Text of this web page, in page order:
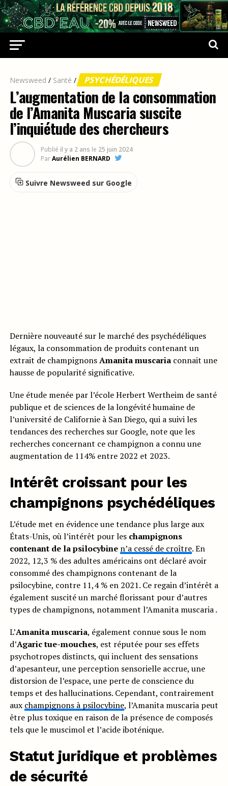
Newsweed / Santé / PSYCHÉDÉLIQUES
L’augmentation de la consommation
de l’Amanita Muscaria suscite
l’inquiétude des chercheurs
Publié il y a 2 ans le 25 juin 2024
ParAurélien BERNARD
Suivre Newsweed sur Google
Dernière nouveauté sur le marché des psychédéliques
légaux, la consommation de produits contenant un
extrait de champignonsAmanita muscariaconnait une
hausse de popularité significative.
Une étude menée par l’école Herbert Wertheim de santé
publique et de sciences de la longévité humaine de
l’université de Californie à San Diego, qui a suivi les
tendances des recherches sur Google, note que les
recherches concernant ce champignon a connu une
augmentation de 114% entre 2022 et 2023.
Intérêt croissant pour les
champignons psychédéliques
L’étude met en évidence une tendance plus large aux
États-Unis, où l’intérêt pour les champignons
contenant de la psilocybine n’a cessé de croître. En
2022, 12,3 % des adultes américains ont déclaré avoir
consommé des champignons contenant de la
psilocybine, contre 11,4 % en 2021. Ce regain d’intérêt a
également suscité un marché florissant pour d’autres
types de champignons, notamment l’Amanita muscaria .
L’Amanita muscaria, également connue sous le nom
d’Agaric tue-mouches, est réputée pour ses effets
psychotropes distincts, qui incluent des sensations
d’apesanteur, une perception sensorielle accrue, une
distorsion de l’espace, une perte de conscience du
temps et des hallucinations. Cependant, contrairement
aux champignons à psilocybine, l’Amanita muscaria peut
être plus toxique en raison de la présence de composés
tels que le muscimol et l’acide iboténique.
Statut juridique et problèmes
de sécurité